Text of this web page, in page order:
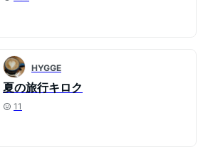
HYGGE
夏の旅行キロク
11